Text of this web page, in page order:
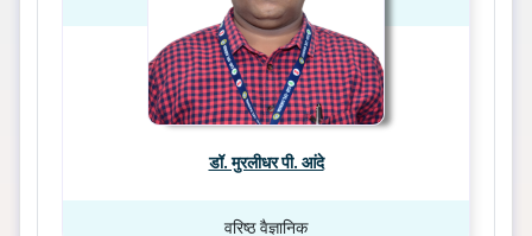
डॉ. मुरलीधर पी. आंदे
वरिष्ठ वैज्ञानिक